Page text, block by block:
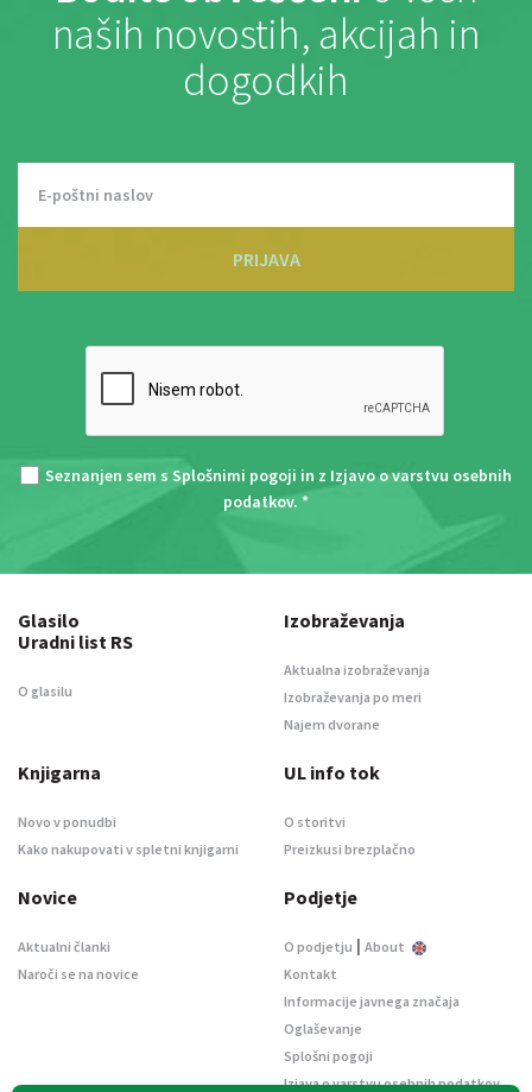
naših novostih, akcijah in
dogodkih
PRIJAVA
Seznanjen sem s Splošnimi pogoji in z Izjavo o varstvu osebnih
podatkov. *
Glasilo
Uradni list RS
O glasilu
Izobraževanja
Aktualna izobraževanja
Izobraževanja po meri
Najem dvorane
Knjigarna
Novo v ponudbi
Kako nakupovati v spletni knjigarni
UL info tok
O storitvi
Preizkusi brezplačno
Novice
Aktualni članki
Naroči se na novice
Podjetje
O podjetju | About
Kontakt
Informacije javnega značaja
Oglaševanje
Splošni pogoji
Izjava o varstvu osebnih podatkov